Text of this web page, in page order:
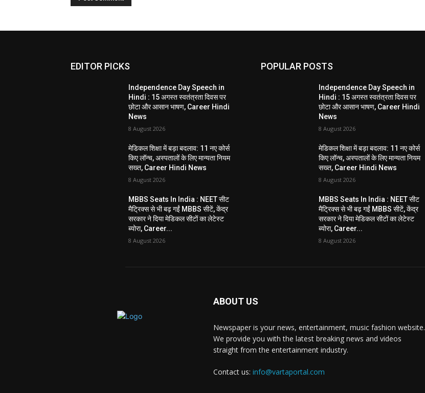
EDITOR PICKS
Independence Day Speech in
Hindi : 15 अगस्त स्वतंत्रता दिवस पर
छोटा और आसान भाषण, Career Hindi
News
8 August 2026
मेडिकल शिक्षा में बड़ा बदलाव: 11 नए कोर्स
किए लॉन्च, अस्पतालों के लिए मान्यता नियम
सख्त, Career Hindi News
8 August 2026
MBBS Seats In India : NEET सीट
मैट्रिक्स से भी बढ़ गईं MBBS सीटें, केंद्र
सरकार ने दिया मेडिकल सीटों का लेटेस्ट
ब्योरा, Career...
8 August 2026
POPULAR POSTS
Independence Day Speech in
Hindi : 15 अगस्त स्वतंत्रता दिवस पर
छोटा और आसान भाषण, Career Hindi
News
8 August 2026
मेडिकल शिक्षा में बड़ा बदलाव: 11 नए कोर्स
किए लॉन्च, अस्पतालों के लिए मान्यता नियम
सख्त, Career Hindi News
8 August 2026
MBBS Seats In India : NEET सीट
मैट्रिक्स से भी बढ़ गईं MBBS सीटें, केंद्र
सरकार ने दिया मेडिकल सीटों का लेटेस्ट
ब्योरा, Career...
8 August 2026
ABOUT US
Newspaper is your news, entertainment, music fashion website.
We provide you with the latest breaking news and videos
straight from the entertainment industry.
Contact us: info@vartaportal.com